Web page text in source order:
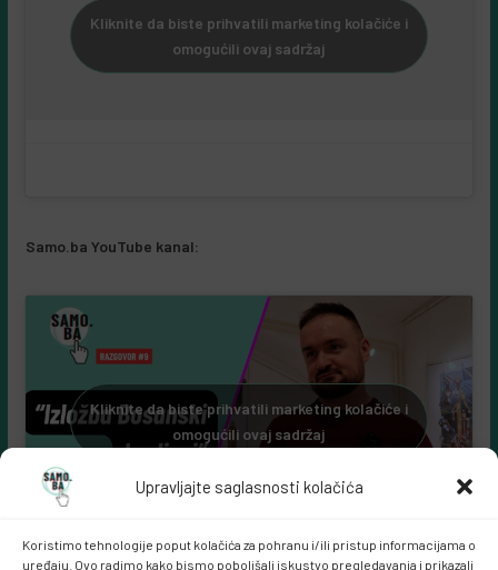
Upravljajte saglasnosti kolačića
Koristimo tehnologije poput kolačića za pohranu i/ili pristup informacijama o
uređaju. Ovo radimo kako bismo poboljšali iskustvo pregledavanja i prikazali
Kliknite da biste prihvatili marketing kolačiće i
omogućili ovaj sadržaj
Kliknite da biste prihvatili marketing kolačiće i